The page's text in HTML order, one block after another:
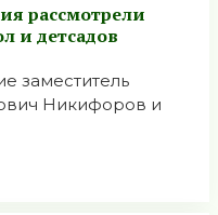
рассмотрели
и детсадов
заместитель
Никифоров и